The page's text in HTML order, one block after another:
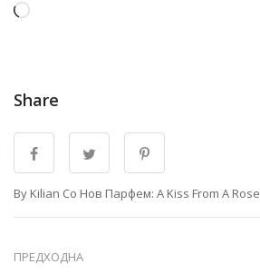
Loading…
Share
By Kilian Со Нов Парфем: A Kiss From A Rose
ПРЕДХОДНА